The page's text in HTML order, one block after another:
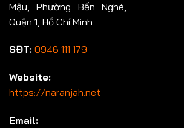
Mậu, Phường Bến Nghé,
Quận 1, Hồ Chí Minh
SĐT: 0946 111 179
Website:
https://naranjah.net
Email: